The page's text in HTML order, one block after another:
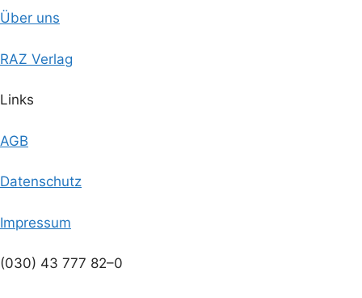
Über uns
RAZ Verlag
Links
AGB
Datenschutz
Impressum
(030) 43 777 82–0